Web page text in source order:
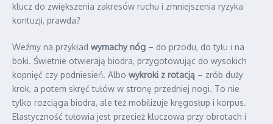
klucz do zwiększenia zakresów ruchu i zmniejszenia ryzyka
kontuzji, prawda?
Weźmy na przykład wymachy nóg – do przodu, do tyłu i na
boki. Świetnie otwierają biodra, przygotowując do wysokich
kopnięć czy podniesień. Albo wykroki z rotacją – zrób duży
krok, a potem skręć tułów w stronę przedniej nogi. To nie
tylko rozciąga biodra, ale też mobilizuje kręgosłup i korpus.
Elastyczność tułowia jest przecież kluczowa przy obrotach i